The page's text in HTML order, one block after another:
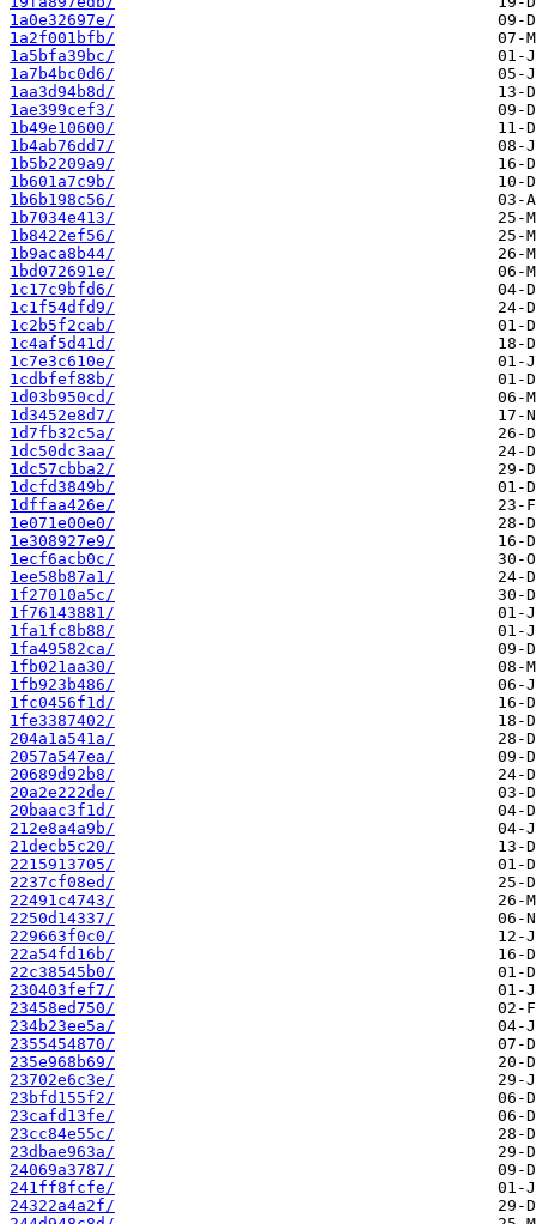
1a0e32697e/
1a2f001bfb/
1a5bfa39bc/
1a7b4bc0d6/
1aa3d94b8d/
1ae399cef3/
1b49e10600/
1b4ab76dd7/
1b5b2209a9/
1b601a7c9b/
1b6b198c56/
1b7034e413/
1b8422ef56/
1b9aca8b44/
1bd072691e/
1c17c9bfd6/
1c1f54dfd9/
1c2b5f2cab/
1c4af5d41d/
1c7e3c610e/
1cdbfef88b/
1d03b950cd/
1d3452e8d7/
1d7fb32c5a/
1dc50dc3aa/
1dc57cbba2/
1dcfd3849b/
1dffaa426e/
1e071e00e0/
1e308927e9/
1ecf6acb0c/
1ee58b87a1/
1f27010a5c/
1f76143881/
1fa1fc8b88/
1fa49582ca/
1fb021aa30/
1fb923b486/
1fc0456f1d/
1fe3387402/
204a1a541a/
2057a547ea/
20689d92b8/
20a2e222de/
20baac3f1d/
212e8a4a9b/
21decb5c20/
2215913705/
2237cf08ed/
22491c4743/
2250d14337/
229663f0c0/
22a54fd16b/
22c38545b0/
230403fef7/
23458ed750/
234b23ee5a/
2355454870/
235e968b69/
23702e6c3e/
23bfd155f2/
23cafd13fe/
23cc84e55c/
23dbae963a/
24069a3787/
241ff8fcfe/
24322a4a2f/